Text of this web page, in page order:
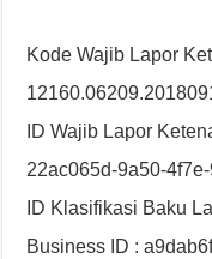
Kode Wajib Lapor
ID Wajib Lapor
22ac065d-9a50-
ID Klasifikasi Baku
Business ID :